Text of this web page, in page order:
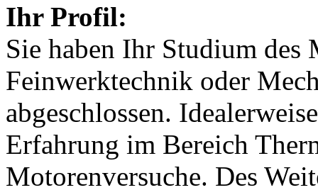
Ihr Profil:
Sie haben Ihr Studium des
Feinwerktechnik oder
abgeschlossen.
Erfahrung im Bereich
Motorenversuche. Des